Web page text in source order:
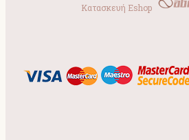
Κατασκευή Eshop